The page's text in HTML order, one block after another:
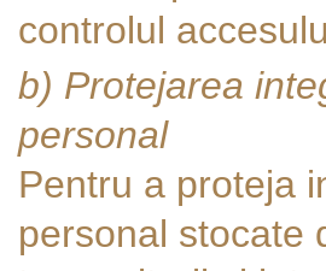
controlul
b) Protejarea
personal
Pentru a proteja
personal stocate